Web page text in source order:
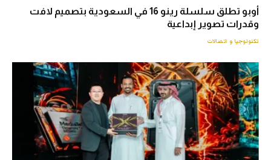
أوبو تطلق سلسلة رينو 16 في السعودية بتصميم لافت
وقدرات تصوير إبداعية
تكنولوجيا و اتصالات